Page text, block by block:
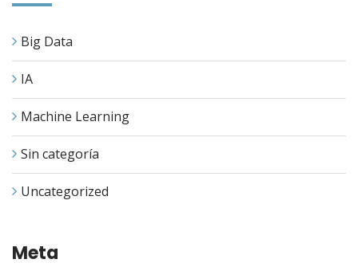
Big Data
IA
Machine Learning
Sin categoría
Uncategorized
Meta